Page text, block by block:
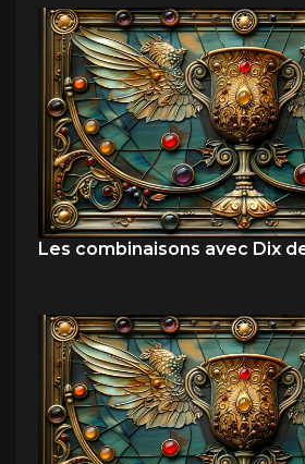
Les combinaisons avec Dix